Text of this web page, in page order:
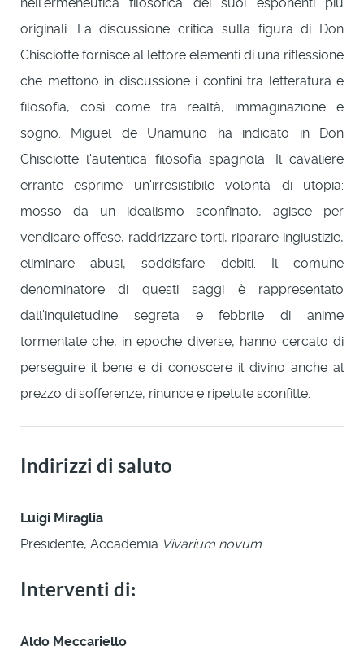
nell'ermeneutica filosofica dei suoi esponenti più
originali. La discussione critica sulla figura di Don
Chisciotte fornisce al lettore elementi di una riflessione
che mettono in discussione i confini tra letteratura e
filosofia, così come tra realtà, immaginazione e
sogno. Miguel de Unamuno ha indicato in Don
Chisciotte l'autentica filosofia spagnola. Il cavaliere
errante esprime un'irresistibile volontà di utopia:
mosso da un idealismo sconfinato, agisce per
vendicare offese, raddrizzare torti, riparare ingiustizie,
eliminare abusi, soddisfare debiti. Il comune
denominatore di questi saggi è rappresentato
dall'inquietudine segreta e febbrile di anime
tormentate che, in epoche diverse, hanno cercato di
perseguire il bene e di conoscere il divino anche al
prezzo di sofferenze, rinunce e ripetute sconfitte.
Indirizzi di saluto
Luigi Miraglia
Presidente, Accademia Vivarium novum
Interventi di:
Aldo Meccariello